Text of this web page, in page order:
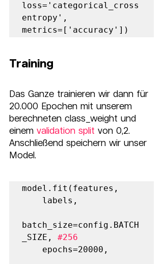
loss='categorical_cross
entropy',
metrics=['accuracy'])
Training
Das Ganze trainieren wir dann für
20.000 Epochen mit unserem
berechneten class_weight und
einem validation split von 0,2.
Anschließend speichern wir unser
Model.
model.fit(features,
batch_size=config.BATCH
_SIZE, #256